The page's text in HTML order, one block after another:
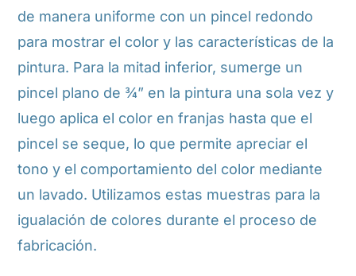
de manera uniforme con un pincel redondo
para mostrar el color y las características de la
pintura. Para la mitad inferior, sumerge un
pincel plano de ¾” en la pintura una sola vez y
luego aplica el color en franjas hasta que el
pincel se seque, lo que permite apreciar el
tono y el comportamiento del color mediante
un lavado. Utilizamos estas muestras para la
igualación de colores durante el proceso de
fabricación.